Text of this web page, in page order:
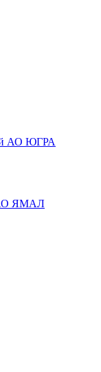
АО ЮГРА
ЯМАЛ